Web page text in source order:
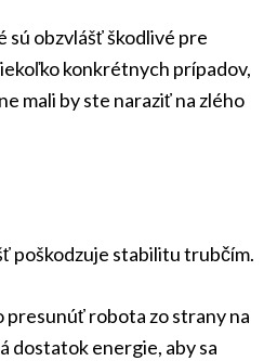
sú obzvlášť škodlivé pre
konkrétnych prípadov,
mali by ste naraziť na zlého
poškodzuje stabilitu trubčím.
presunúť robota zo strany na
dostatok energie, aby sa